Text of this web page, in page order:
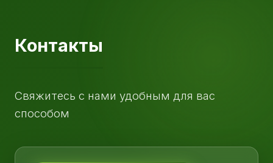
Контакты
Свяжитесь с нами удобным для вас
способом